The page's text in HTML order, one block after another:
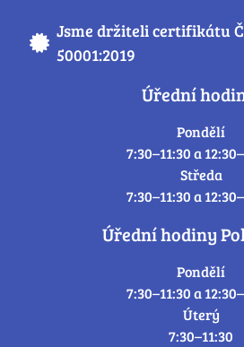
Jsme držiteli certifikátu
50001:2019
Úřední
Pondělí
7:30–11:30 a
Středa
7:30–11:30 a
Úřední hodiny
Pondělí
7:30–11:30 a
Úterý
7:30–11:30